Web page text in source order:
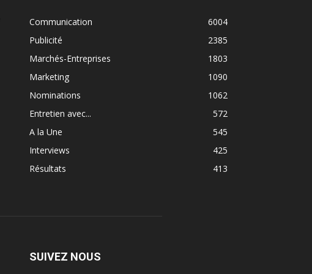
Communication
6004
Publicité
2385
Marchés-Entreprises
1803
Marketing
1090
Nominations
1062
Entretien avec...
572
A la Une
545
Interviews
425
Résultats
413
SUIVEZ NOUS